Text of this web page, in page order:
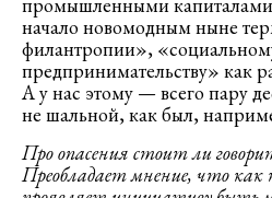
начало новомодным ныне
филантропии»,
предпринимательству» как
А у нас этому — всего пару
не шальной, как был,
Про опасения стоит ли
Преобладает мнение, что как